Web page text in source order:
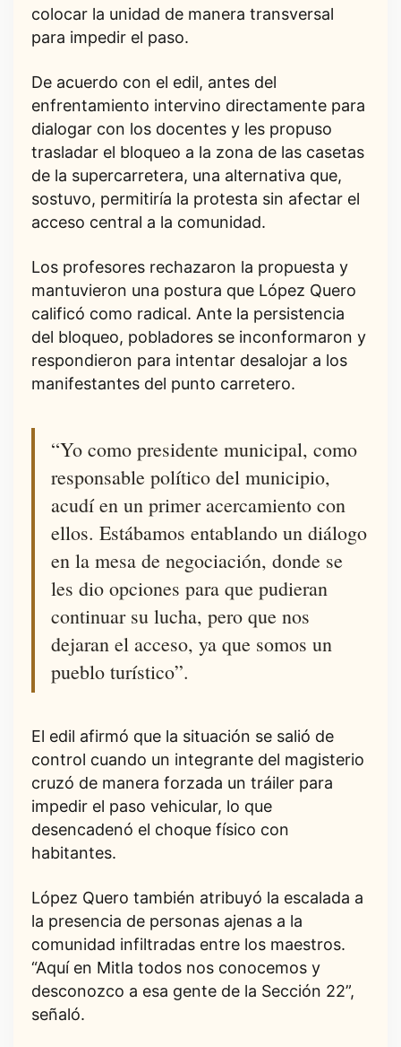
colocar la unidad de manera transversal
para impedir el paso.
De acuerdo con el edil, antes del
enfrentamiento intervino directamente para
dialogar con los docentes y les propuso
trasladar el bloqueo a la zona de las casetas
de la supercarretera, una alternativa que,
sostuvo, permitiría la protesta sin afectar el
acceso central a la comunidad.
Los profesores rechazaron la propuesta y
mantuvieron una postura que López Quero
calificó como radical. Ante la persistencia
del bloqueo, pobladores se inconformaron y
respondieron para intentar desalojar a los
manifestantes del punto carretero.
“Yo como presidente municipal, como
responsable político del municipio,
acudí en un primer acercamiento con
ellos. Estábamos entablando un diálogo
en la mesa de negociación, donde se
les dio opciones para que pudieran
continuar su lucha, pero que nos
dejaran el acceso, ya que somos un
pueblo turístico”.
El edil afirmó que la situación se salió de
control cuando un integrante del magisterio
cruzó de manera forzada un tráiler para
impedir el paso vehicular, lo que
desencadenó el choque físico con
habitantes.
López Quero también atribuyó la escalada a
la presencia de personas ajenas a la
comunidad infiltradas entre los maestros.
“Aquí en Mitla todos nos conocemos y
desconozco a esa gente de la Sección 22”,
señaló.